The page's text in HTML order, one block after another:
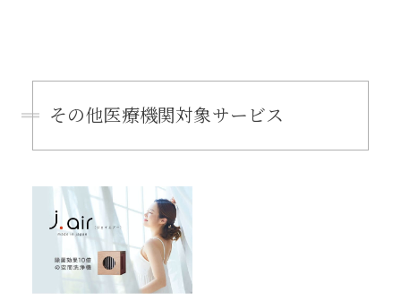
その他医療機関対象サービス